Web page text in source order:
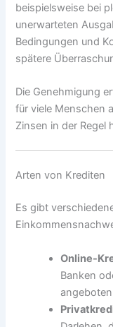
beispielsweise bei
unerwarteten
Bedingungen und
spätere
Die Genehmigung
für viele Menschen
Zinsen in der Regel
Arten von Krediten
Es gibt
Online-
Banken